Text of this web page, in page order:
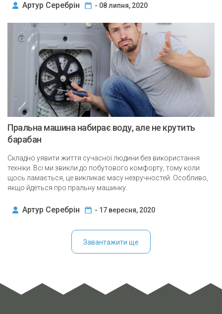
Артур Серебрін - 08 липня, 2020
Пральна машина набирає воду, але не крутить
барабан
Складно уявити життя сучасної людини без використання
техніки. Всі ми звикли до побутового комфорту, тому коли
щось ламається, це викликає масу незручностей. Особливо,
якщо йдеться про пральну машинку.
Артур Серебрін - 17 вересня, 2020
Завантажити ще